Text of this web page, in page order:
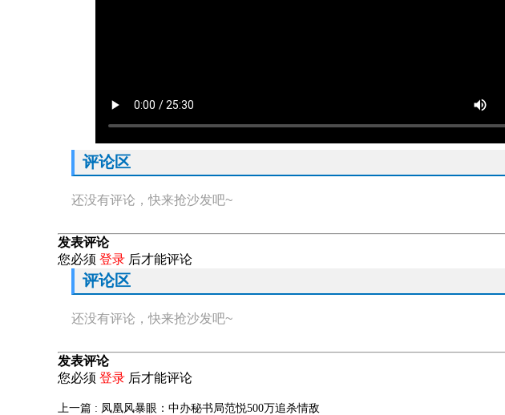
评论区
还没有评论，快来抢沙发吧~
发表评论
您必须 登录 后才能评论
评论区
还没有评论，快来抢沙发吧~
发表评论
您必须 登录 后才能评论
上一篇 : 凤凰风暴眼：中办秘书局范悦500万追杀情敌